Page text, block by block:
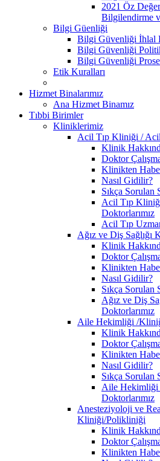
2021 Öz
Bilgilendirme
Bilgi Güenliği
Bilgi Güvenliği İhlal
Bilgi Güvenliği
Bilgi Güvenliği
Etik Kuralları
Hizmet Binalarımız
Ana Hizmet Binamız
Tıbbi Birimler
Kliniklerimiz
Acil Tıp Kliniği /
Klinik
Doktor
Klinikten
Nasıl Gidilir?
Sıkça Sorulan
Acil Tıp
Doktorlarımız
Acil Tıp
Ağız ve Diş
Klinik
Doktor
Klinikten
Nasıl Gidilir?
Sıkça Sorulan
Ağız ve Diş
Doktorlarımız
Aile Hekimliği /
Klinik
Doktor
Klinikten
Nasıl Gidilir?
Sıkça Sorulan
Aile
Doktorlarımız
Anesteziyoloji ve
Kliniği/Polikliniği
Klinik
Doktor
Klinikten